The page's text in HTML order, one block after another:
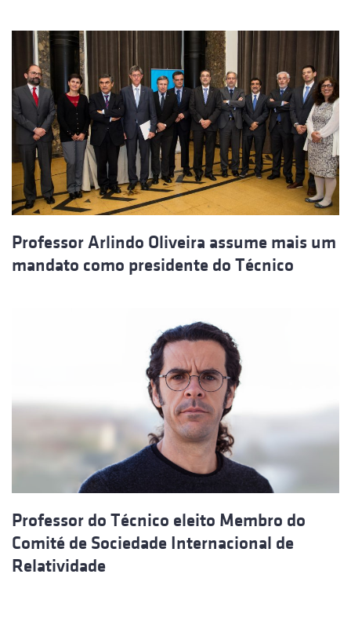
Professor Arlindo Oliveira assume mais um
mandato como presidente do Técnico
Professor do Técnico eleito Membro do
Comité de Sociedade Internacional de
Relatividade